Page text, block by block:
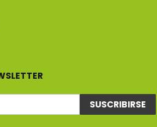
SUSCRIBIRSE